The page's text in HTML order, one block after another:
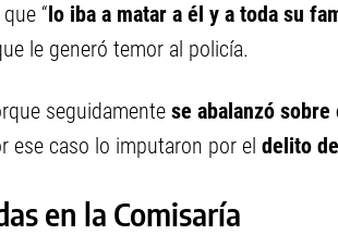
“lo iba a matar a él y a toda su
le generó temor al policía.
seguidamente se abalanzó
ese caso lo imputaron por el delito
en la Comisaría